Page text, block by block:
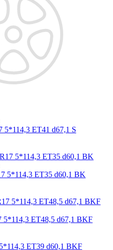
5*114,3 ET41 d67,1 S
5*114,3 ET35 d60,1 BK
5*114,3 ET48,5 d67,1 BKF